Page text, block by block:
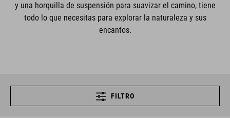
y una horquilla de suspensión para suavizar el camino, tiene
todo lo que necesitas para explorar la naturaleza y sus
encantos.
FILTRO